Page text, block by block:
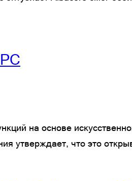
на основе
утверждает, что это